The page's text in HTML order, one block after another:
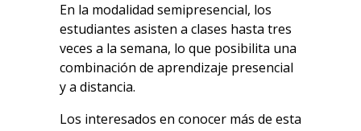
En la modalidad semipresencial, los
estudiantes asisten a clases hasta tres
veces a la semana, lo que posibilita una
combinación de aprendizaje presencial
y a distancia.
Los interesados en conocer más de esta